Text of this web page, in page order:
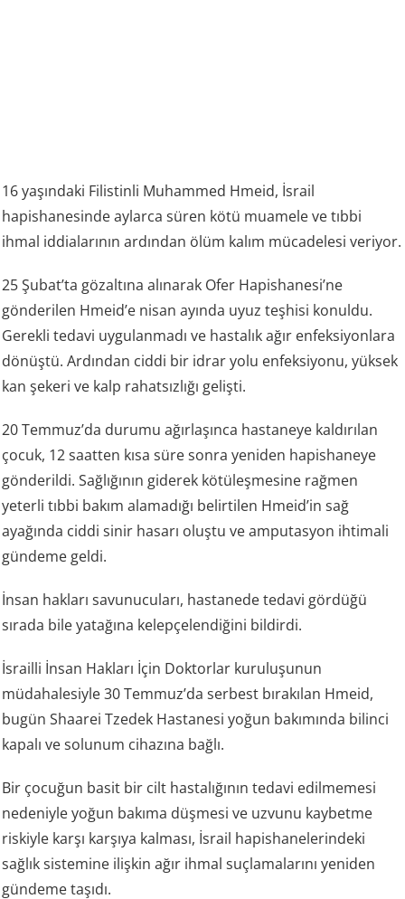
16 yaşındaki Filistinli Muhammed Hmeid, İsrail
hapishanesinde aylarca süren kötü muamele ve tıbbi
ihmal iddialarının ardından ölüm kalım mücadelesi veriyor.
25 Şubat’ta gözaltına alınarak Ofer Hapishanesi’ne
gönderilen Hmeid’e nisan ayında uyuz teşhisi konuldu.
Gerekli tedavi uygulanmadı ve hastalık ağır enfeksiyonlara
dönüştü. Ardından ciddi bir idrar yolu enfeksiyonu, yüksek
kan şekeri ve kalp rahatsızlığı gelişti.
20 Temmuz’da durumu ağırlaşınca hastaneye kaldırılan
çocuk, 12 saatten kısa süre sonra yeniden hapishaneye
gönderildi. Sağlığının giderek kötüleşmesine rağmen
yeterli tıbbi bakım alamadığı belirtilen Hmeid’in sağ
ayağında ciddi sinir hasarı oluştu ve amputasyon ihtimali
gündeme geldi.
İnsan hakları savunucuları, hastanede tedavi gördüğü
sırada bile yatağına kelepçelendiğini bildirdi.
İsrailli İnsan Hakları İçin Doktorlar kuruluşunun
müdahalesiyle 30 Temmuz’da serbest bırakılan Hmeid,
bugün Shaarei Tzedek Hastanesi yoğun bakımında bilinci
kapalı ve solunum cihazına bağlı.
Bir çocuğun basit bir cilt hastalığının tedavi edilmemesi
nedeniyle yoğun bakıma düşmesi ve uzvunu kaybetme
riskiyle karşı karşıya kalması, İsrail hapishanelerindeki
sağlık sistemine ilişkin ağır ihmal suçlamalarını yeniden
gündeme taşıdı.